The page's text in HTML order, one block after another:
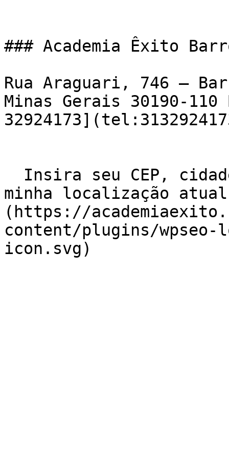
### Academia Êxito
Rua Araguari, 746 –
Minas Gerais 30190-
minha localização
(https://
content/plugins/
icon.svg)